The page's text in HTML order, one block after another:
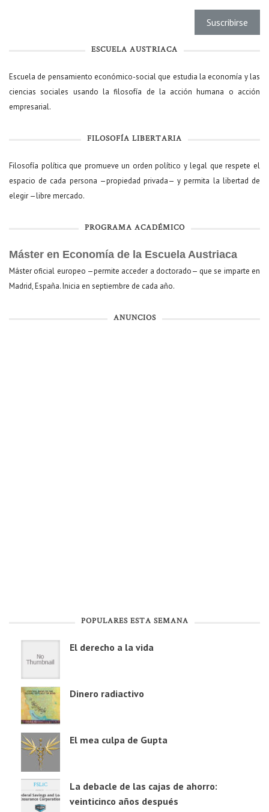
ESCUELA AUSTRIACA
Escuela de pensamiento económico-social que estudia la economía y las
ciencias sociales usando la filosofía de la acción humana o acción
empresarial.
FILOSOFÍA LIBERTARIA
Filosofía política que promueve un orden político y legal que respete el
espacio de cada persona —propiedad privada— y permita la libertad de
elegir —libre mercado.
PROGRAMA ACADÉMICO
Máster en Economía de la Escuela Austriaca
Máster oficial europeo —permite acceder a doctorado— que se imparte en
Madrid, España. Inicia en septiembre de cada año.
ANUNCIOS
POPULARES ESTA SEMANA
El derecho a la vida
Dinero radiactivo
El mea culpa de Gupta
La debacle de las cajas de ahorro:
veinticinco años después